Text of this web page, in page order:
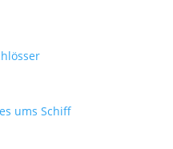
ums Schiff